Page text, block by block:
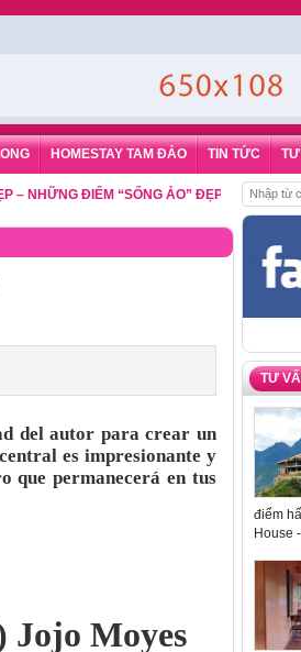
HOMESTAY TAM ĐẢO TIN TỨC
ĐIỂM “SỐNG ẢO” ĐẸP NHẤT CHO DU
del autor para crear un
es impresionante y
que permanecerá en tus
Jojo Moyes
TƯ
điểm
House